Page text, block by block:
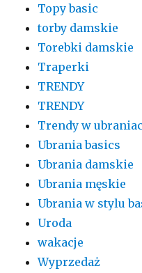
Topy basic
torby damskie
Torebki damskie
Traperki
TRENDY
TRENDY
Trendy w
Ubrania basics
Ubrania damskie
Ubrania męskie
Ubrania w stylu
Uroda
wakacje
Wyprzedaż